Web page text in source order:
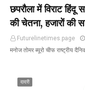
छपरौला में विराट
की चेतना, हजारों की
Futurelinetimes.page
मनोज तोमर ब्यूरो चीफ राष्ट्रीय
दादरी